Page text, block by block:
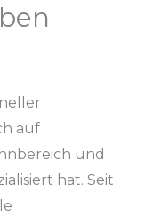
auf
und
hat. Seit